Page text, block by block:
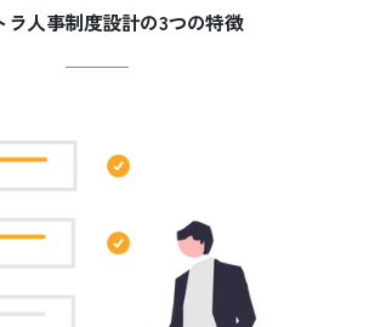
ラ人事制度設計の3つの特徴